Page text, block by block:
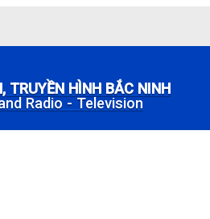
TRUYỀN HÌNH BẮC NINH
Radio - Television